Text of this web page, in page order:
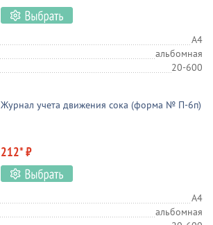
А4
альбомная
20-600
Журнал учета движения сока (форма № П-6п)
212* ₽
А4
альбомная